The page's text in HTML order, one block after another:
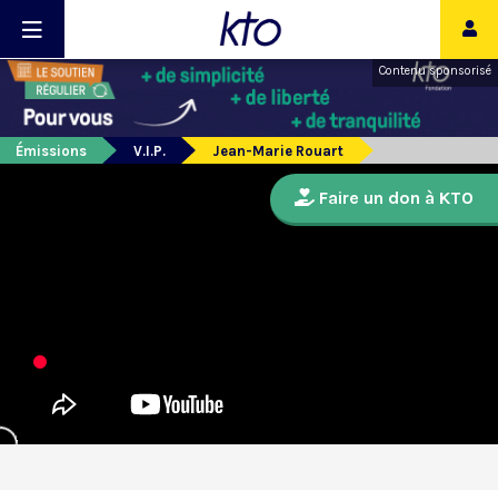
Contenu sponsorisé
Émissions V.I.P. Jean-Marie Rouart
Faire un don à KTO